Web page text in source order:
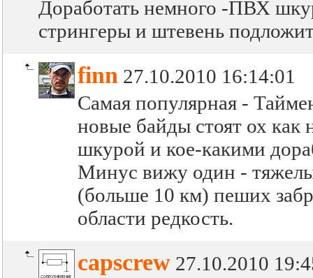
Доработать немного -ПВХ
стрингеры и штевень
finn 27.10.2010 16:14:01
Самая популярная -
новые байды стоят ох
шкурой и кое-какими
Минус вижу один -
(больше 10 км) пеших
области редкость.
capscrew 27.10.2010